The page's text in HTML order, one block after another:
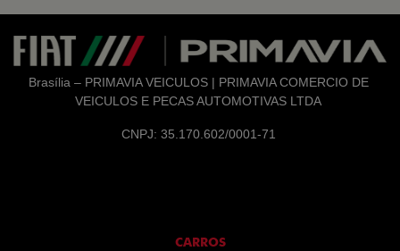
Brasília – PRIMAVIA VEICULOS | PRIMAVIA COMERCIO DE
VEICULOS E PECAS AUTOMOTIVAS LTDA
CNPJ: 35.170.602/0001-71
CARROS